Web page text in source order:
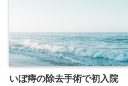
いぼ痔の除去手術で初入院